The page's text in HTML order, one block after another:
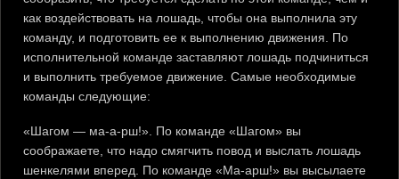
как воздействовать на лошадь, чтобы она выполнила эту
команду, и подготовить ее к выполнению движения. По
исполнительной команде заставляют лошадь подчиниться
и выполнить требуемое движение. Самые необходимые
команды следующие:
«Шагом — ма-а-рш!». По команде «Шагом» вы
соображаете, что надо смягчить повод и выслать лошадь
шенкелями вперед. По команде «Ма-арш!» вы высылаете